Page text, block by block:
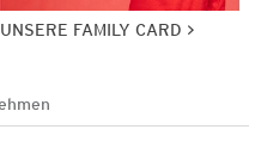
UNSERE FAMILY CARD